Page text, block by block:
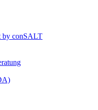
by conSALT